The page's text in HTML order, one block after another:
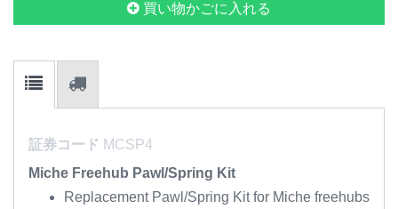
買い物かごに入れる
証券コード MCSP4
Miche Freehub Pawl/Spring Kit
Replacement Pawl/Spring Kit for Miche freehubs